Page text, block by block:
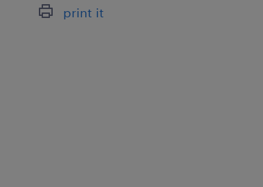
print it